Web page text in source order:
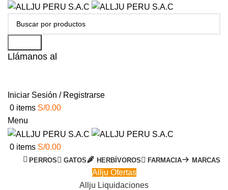
Llámanos al
Iniciar Sesión / Registrarse
0 items S/0.00
Menu
0 items S/0.00
PERROS GATOS HERBÍVOROS FARMACIA MARCAS
Allju Ofertas
Allju Liquidaciones